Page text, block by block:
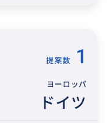
提案数 1
ヨーロッパ
ドイツ